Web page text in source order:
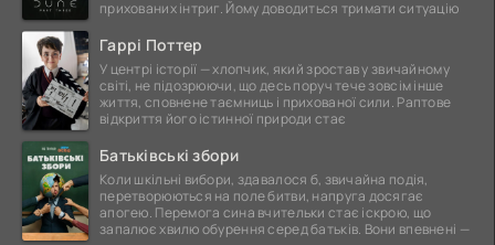
прихованих інтриг. Йому доводиться тримати ситуацію
Гаррі Поттер
У центрі історії — хлопчик, який зростав у звичайному
світі, не підозрюючи, що десь поруч тече зовсім інше
життя, сповнене таємниць і прихованої сили. Раптове
відкриття його істинної природи стає
Батьківські збори
Коли шкільні вибори, здавалося б, звичайна подія,
перетворюються на поле битви, напруга досягає
апогею. Перемога сина вчительки стає іскрою, що
запалює хвилю обурення серед батьків. Вони впевнені —